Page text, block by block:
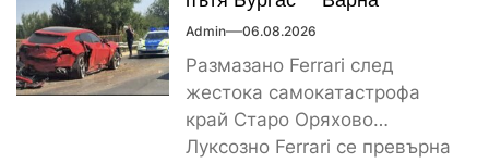
Admin 06.08.2026
Размазано Ferrari след
жестока самокатастрофа
край Старо Оряхово
Луксозно Ferrari се превърна